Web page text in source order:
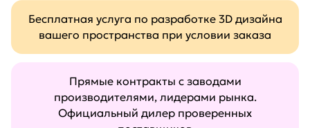
Бесплатная услуга по разработке 3D дизайна
вашего пространства при условии заказа
Прямые контракты с заводами
производителями, лидерами рынка.
Официальный дилер проверенных